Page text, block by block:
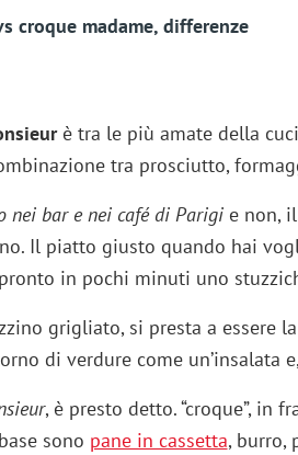
croque madame, differenze
è tra le più amate della
tra prosciutto,
nei bar e nei café di Parigie non, il
Il piatto giusto quando hai
in pochi minuti uno
grigliato, si presta a essere
di verdure come un’insalata
, è presto detto. “croque”, in
base sono pane in cassetta, burro,